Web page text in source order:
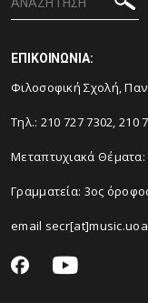
ΕΠΙΚΟΙΝΩΝΙΑ:
Φιλοσοφική Σχολή,
Τηλ.: 210 727 7302, 210
Μεταπτυχιακά Θέματα:
Γραμματεία: 3ος
email